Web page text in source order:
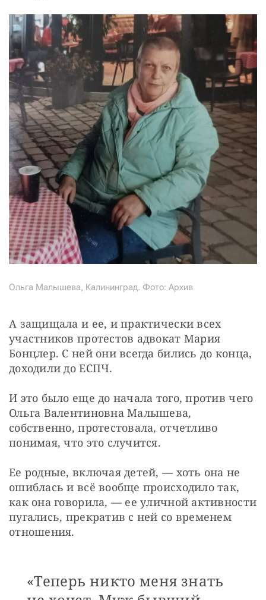
Ольга Малышева, Калининград. Фото: Архив
А защищала и ее, и практически всех
участников протестов адвокат Мария
Бонцлер. С ней они всегда бились до конца,
доходили до ЕСПЧ.
И это было еще до начала того, против чего
Ольга Валентиновна Малышева,
собственно, протестовала, отчетливо
понимая, что это случится.
Ее родные, включая детей, — хоть она не
ошиблась и всё вообще происходило так,
как она говорила, — ее уличной активности
пугались, прекратив с ней со временем
отношения.
«Теперь никто меня знать